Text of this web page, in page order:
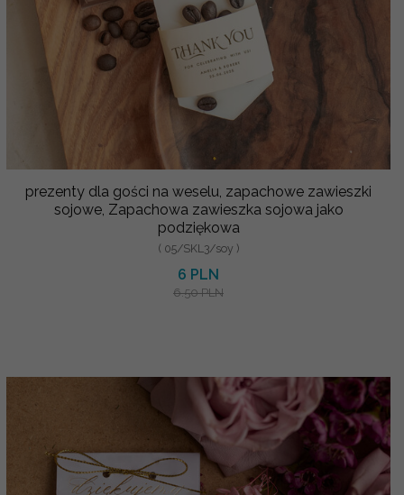
prezenty dla gości na weselu, zapachowe zawieszki
sojowe, Zapachowa zawieszka sojowa jako
podziękowa
( 05/SKL3/soy )
6 PLN
6.50 PLN